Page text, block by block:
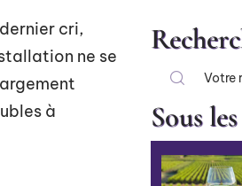
cri,
ne se
à
Sous